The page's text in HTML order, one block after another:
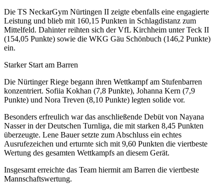
Die TS NeckarGym Nürtingen II zeigte ebenfalls eine engagierte
Leistung und blieb mit 160,15 Punkten in Schlagdistanz zum
Mittelfeld. Dahinter reihten sich der VfL Kirchheim unter Teck II
(154,05 Punkte) sowie die WKG Gäu Schönbuch (146,2 Punkte)
ein.
Starker Start am Barren
Die Nürtinger Riege begann ihren Wettkampf am Stufenbarren
konzentriert. Sofiia Kokhan (7,8 Punkte), Johanna Kern (7,9
Punkte) und Nora Treven (8,10 Punkte) legten solide vor.
Besonders erfreulich war das anschließende Debüt von Nayana
Nasser in der Deutschen Turnliga, die mit starken 8,45 Punkten
überzeugte. Lene Bauer setzte zum Abschluss ein echtes
Ausrufezeichen und erturnte sich mit 9,60 Punkten die viertbeste
Wertung des gesamten Wettkampfs an diesem Gerät.
Insgesamt erreichte das Team hiermit am Barren die viertbeste
Mannschaftswertung.